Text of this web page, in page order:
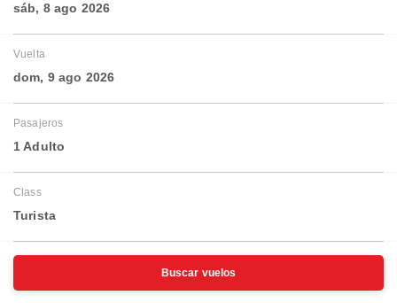
sáb, 8 ago 2026
Vuelta
dom, 9 ago 2026
Pasajeros
1 Adulto
Class
Turista
Buscar vuelos